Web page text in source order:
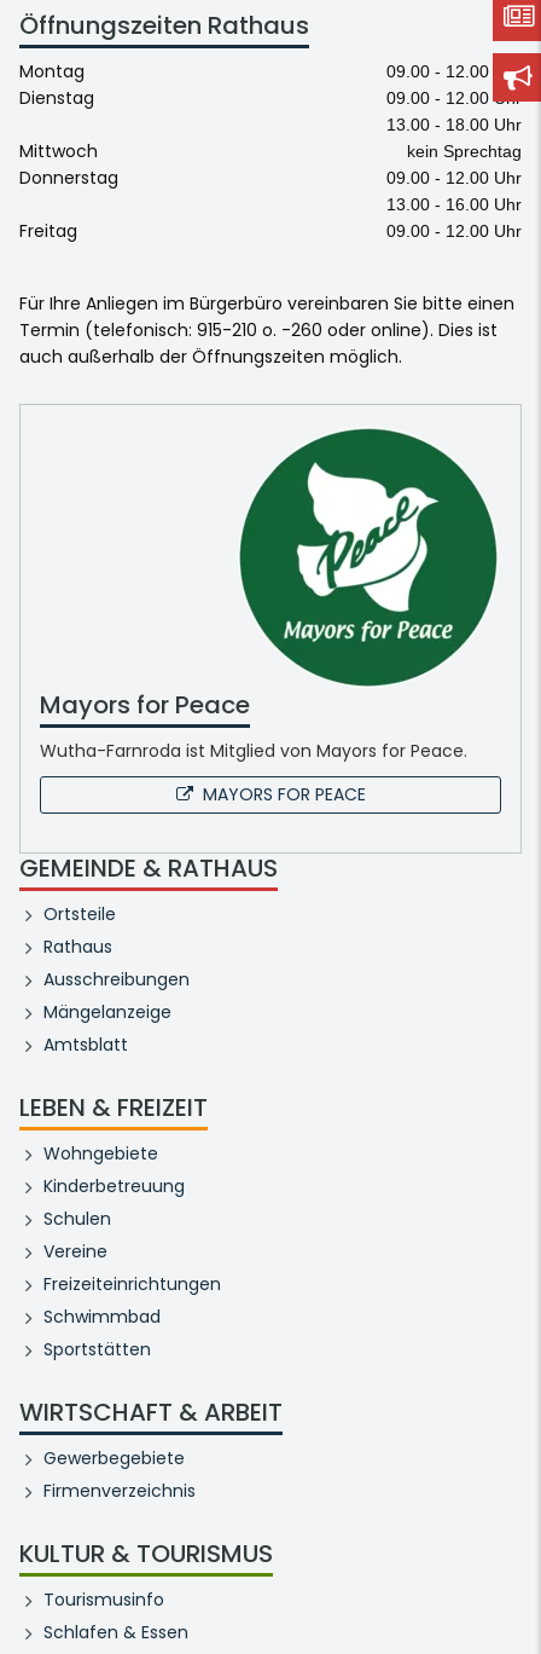
Öffnungszeiten Rathaus
Montag 09.00 - 12.00 Uhr
Dienstag
09.00 - 12.00 Uhr
13.00 - 18.00 Uhr
Mittwoch kein Sprechtag
Donnerstag
09.00 - 12.00 Uhr
13.00 - 16.00 Uhr
Freitag 09.00 - 12.00 Uhr
Für Ihre Anliegen im Bürgerbüro vereinbaren Sie bitte einen
Termin (telefonisch: 915-210 o. -260 oder online). Dies ist
auch außerhalb der Öffnungszeiten möglich.
Mayors for Peace
Wutha-Farnroda ist Mitglied von Mayors for Peace.
MAYORS FOR PEACE
GEMEINDE & RATHAUS
Ortsteile
Rathaus
Ausschreibungen
Mängelanzeige
Amtsblatt
LEBEN & FREIZEIT
Wohngebiete
Kinderbetreuung
Schulen
Vereine
Freizeiteinrichtungen
Schwimmbad
Sportstätten
WIRTSCHAFT & ARBEIT
Gewerbegebiete
Firmenverzeichnis
KULTUR & TOURISMUS
Tourismusinfo
Schlafen & Essen